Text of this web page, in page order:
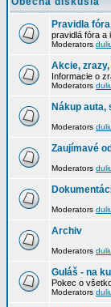
Pravidla
pravidlá fóra a
Moderators
Akcie,
Informacie o
Moderators
Nákup
Moderators
Zaujímavé
Moderators
Moderators
Archiv
Moderators
Guláš - na
Pokec o
Moderators